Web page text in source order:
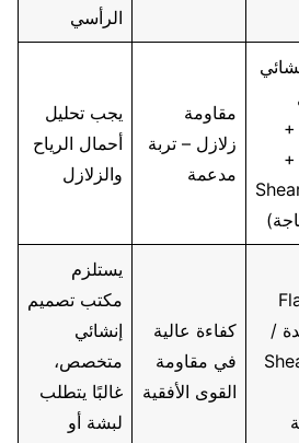
الرأسي
+
+
مقاومة
زلازل – تربة
مدعمة
يجب تحليل
أحمال الرياح
والزلازل
/
كفاءة عالية
في مقاومة
القوى الأفقية
يستلزم
مكتب تصميم
إنشائي
متخصص،
غالبًا يتطلب
لبشة أو